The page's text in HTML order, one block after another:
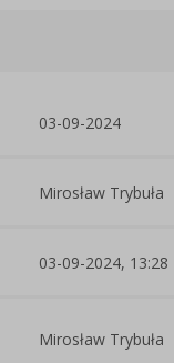
03-09-2024
Mirosław Trybuła
03-09-2024, 13:28
Mirosław Trybuła